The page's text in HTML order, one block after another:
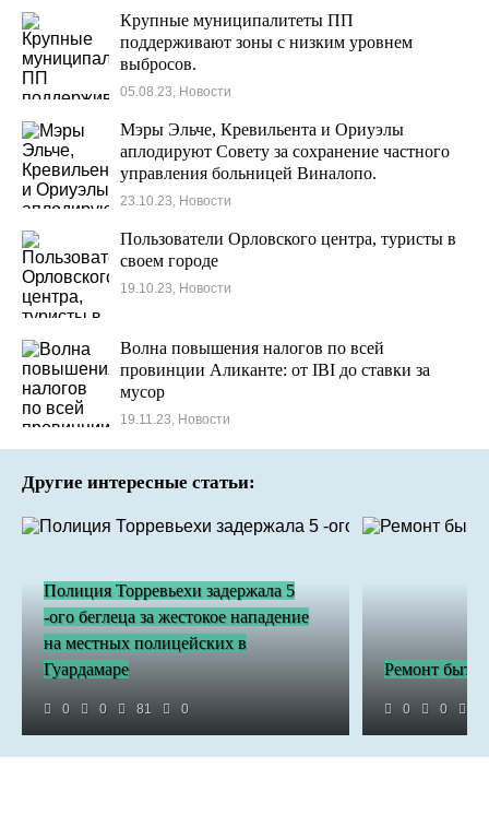
Крупные муниципалитеты ПП
поддерживают зоны с низким уровнем
выбросов.
05.08.23, Новости
Мэры Эльче, Кревильента и Ориуэлы
аплодируют Совету за сохранение частного
управления больницей Виналопо.
23.10.23, Новости
Пользователи Орловского центра, туристы в
своем городе
19.10.23, Новости
Волна повышения налогов по всей
провинции Аликанте: от IBI до ставки за
мусор
19.11.23, Новости
Другие интересные статьи:
Полиция Торревьехи задержала 5
-ого беглеца за жестокое нападение
на местных полицейских в
Гуардамаре
0 0 81 0
Ремонт
0 0